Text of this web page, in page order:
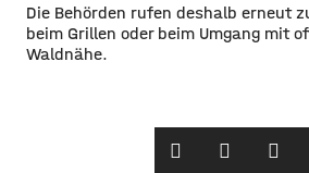
Die Behörden rufen deshalb erneut
beim Grillen oder beim Umgang mit
Waldnähe.